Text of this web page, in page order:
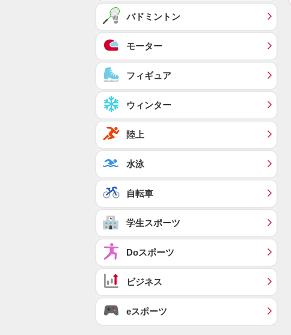
バドミントン
モーター
フィギュア
ウィンター
陸上
水泳
自転車
学生スポーツ
Doスポーツ
ビジネス
eスポーツ